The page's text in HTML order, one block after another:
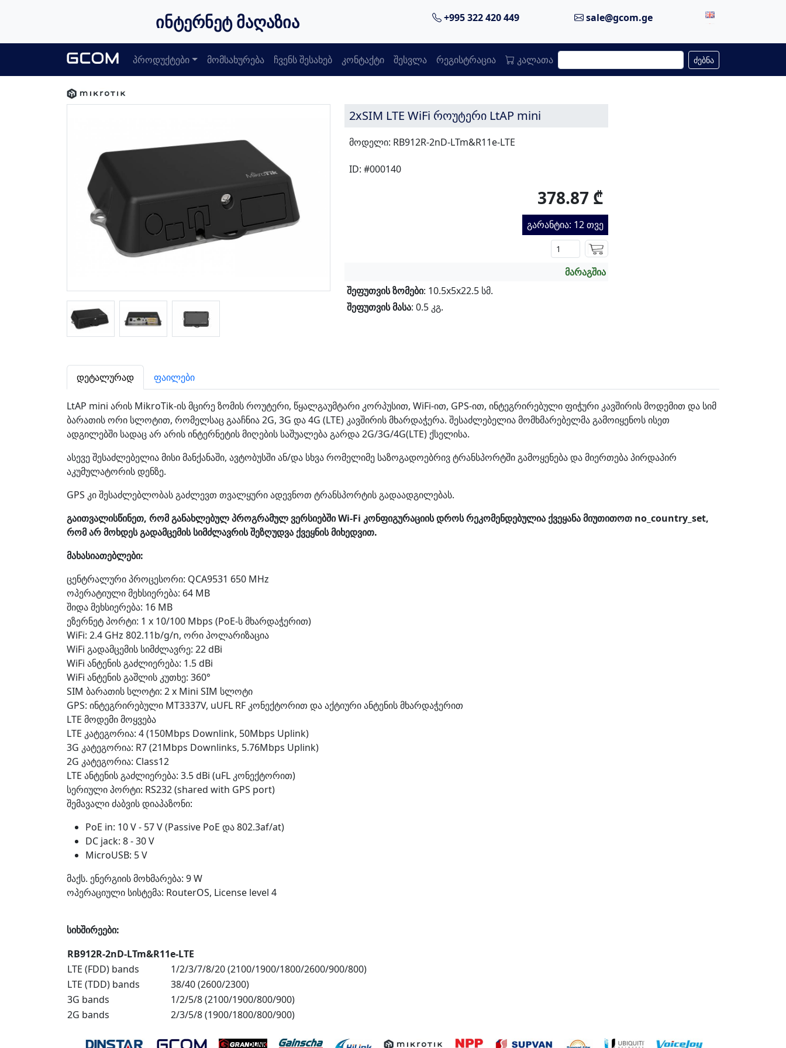
ინტერნეტ მაღაზია +995 322 420 449 sale@gcom.ge
პროდუქტები მომსახურება ჩვენს შესახებ კონტაქტი შესვლა რეგისტრაცია კალათა ძებნა
2xSIM LTE WiFi როუტერი LtAP mini
მოდელი: RB912R-2nD-LTm&R11e-LTE
ID: #000140
378.87 ₾
გარანტია: 12 თვე
მარაგშია
შეფუთვის ზომები: 10.5x5x22.5 სმ.
შეფუთვის მასა: 0.5 კგ.
დეტალურად ფაილები
LtAP mini არის MikroTik-ის მცირე ზომის როუტერი, წყალგაუმტარი კორპუსით, WiFi-ით, GPS-ით, ინტეგრირებული ფიჭური კავშირის მოდემით და სიმ
ბარათის ორი სლოტით, რომელსაც გააჩნია 2G, 3G და 4G (LTE) კავშირის მხარდაჭერა. შესაძლებელია მომხმარებელმა გამოიყენოს ისეთ
ადგილებში სადაც არ არის ინტერნეტის მიღების საშუალება გარდა 2G/3G/4G(LTE) ქსელისა.
ასევე შესაძლებელია მისი მანქანაში, ავტობუსში ან/და სხვა რომელიმე საზოგადოებრივ ტრანსპორტში გამოყენება და მიერთება პირდაპირ
აკუმულატორის დენზე.
GPS კი შესაძლებლობას გაძლევთ თვალყური ადევნოთ ტრანსპორტის გადაადგილებას.
გაითვალისწინეთ, რომ განახლებულ პროგრამულ ვერსიებში Wi-Fi კონფიგურაციის დროს რეკომენდებულია ქვეყანა მიუთითოთ no_country_set,
რომ არ მოხდეს გადამცემის სიმძლავრის შეზღუდვა ქვეყნის მიხედვით.
მახასიათებლები:
ცენტრალური პროცესორი: QCA9531 650 MHz
ოპერატიული მეხსიერება: 64 MB
შიდა მეხსიერება: 16 MB
ეზერნეტ პორტი: 1 x 10/100 Mbps (PoE-ს მხარდაჭერით)
WiFi: 2.4 GHz 802.11b/g/n, ორი პოლარიზაცია
WiFi გადამცემის სიმძლავრე: 22 dBi
WiFi ანტენის გაძლიერება: 1.5 dBi
WiFi ანტენის გაშლის კუთხე: 360°
SIM ბარათის სლოტი: 2 x Mini SIM სლოტი
GPS: ინტეგრირებული MT3337V, uUFL RF კონექტორით და აქტიური ანტენის მხარდაჭერით
LTE მოდემი მოყვება
LTE კატეგორია: 4 (150Mbps Downlink, 50Mbps Uplink)
3G კატეგორია: R7 (21Mbps Downlinks, 5.76Mbps Uplink)
2G კატეგორია: Class12
LTE ანტენის გაძლიერება: 3.5 dBi (uFL კონექტორით)
სერიული პორტი: RS232 (shared with GPS port)
შემავალი ძაბვის დიაპაზონი:
PoE in: 10 V - 57 V (Passive PoE და 802.3af/at)
DC jack: 8 - 30 V
MicroUSB: 5 V
მაქს. ენერგიის მოხმარება: 9 W
ოპერაციული სისტემა: RouterOS, License level 4
სიხშირეები:
RB912R-2nD-LTm&R11e-LTE
LTE (FDD) bands
1/2/3/7/8/20 (2100/1900/1800/2600/900/800)
LTE (TDD) bands
38/40 (2600/2300)
3G bands
1/2/5/8 (2100/1900/800/900)
2G bands
2/3/5/8 (1900/1800/800/900)